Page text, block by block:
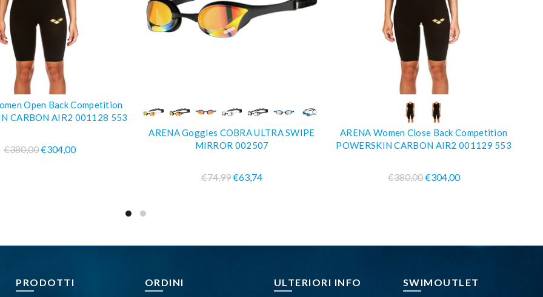
COMPRA SUBITO
Open Back Competition
CARBON AIR2 001128 553
€380,00€304,00
COMPRA SUBITO
ARENA Goggles COBRA ULTRA SWIPE
MIRROR 002507
€74,99€63,74
COMPRA SUBITO
ARENA Women Close Back Competition
POWERSKIN CARBON AIR2 001129 553
€380,00€304,00
PRODOTTI ORDINI ULTERIORI INFO SWIMOUTLET